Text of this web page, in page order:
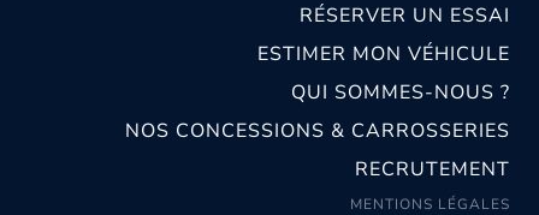
RÉSERVER UN ESSAI
ESTIMER MON VÉHICULE
QUI SOMMES-NOUS ?
NOS CONCESSIONS & CARROSSERIES
RECRUTEMENT
MENTIONS LÉGALES